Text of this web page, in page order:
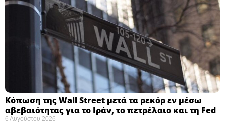
Κόπωση της Wall Street μετά τα ρεκόρ εν μέσω
αβεβαιότητας για το Ιράν, το πετρέλαιο και τη Fed
6 Αυγούστου 2026